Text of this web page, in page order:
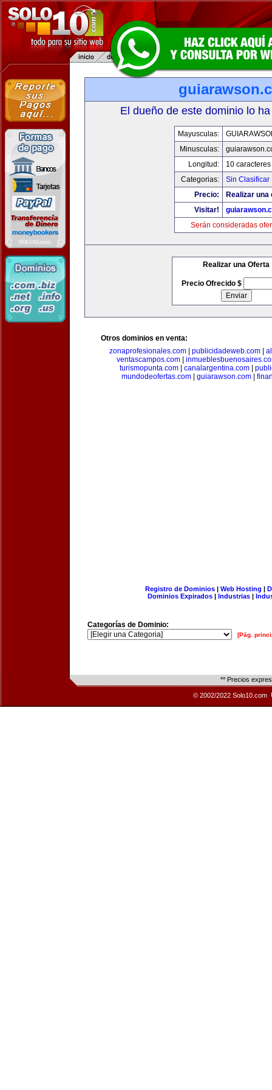
El dueño de este dominio lo
Mayusculas:
Minusculas:
Longitud:
10 caracteres
Categorias:
Sin Clasificar
Precio:
Realizar una
Visitar!
Serán consideradas
Realizar una Oferta
Precio Ofrecido $
Otros dominios en venta:
zonaprofesionales.com| publicidadeweb.com|
ventascampos.com
turismopunta.com| canalargentina.com|
mundodeofertas.com| guiarawson.com|
Registro de Dominios| Web Hosting |
Dominios Expirados | Industrias |
Categorías de Dominio:
[Pág.
** Precios
© 2002/2022 Solo10.com